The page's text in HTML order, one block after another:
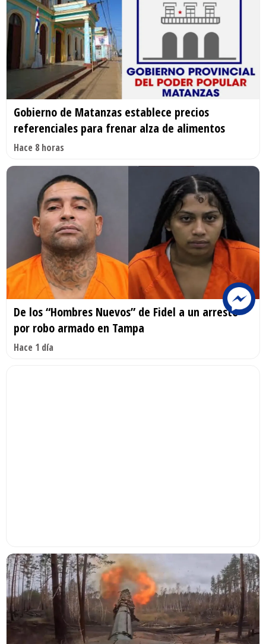
Gobierno de Matanzas establece precios
referenciales para frenar alza de alimentos
Hace 8 horas
De los “Hombres Nuevos” de Fidel a un arresto
por robo armado en Tampa
Hace 1 día